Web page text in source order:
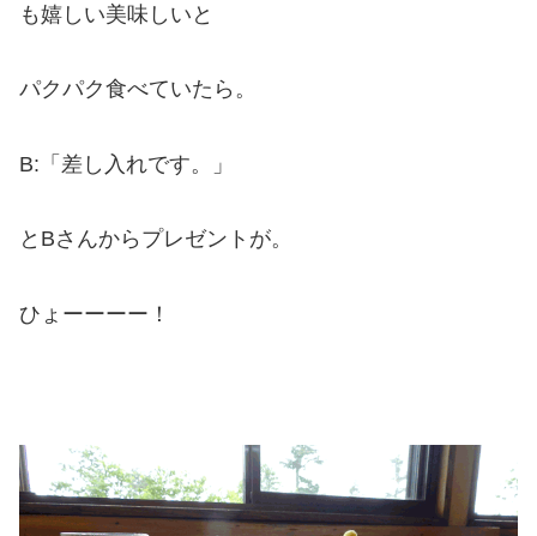
も嬉しい美味しいと
パクパク食べていたら。
B:「差し入れです。」
とBさんからプレゼントが。
ひょーーーー！